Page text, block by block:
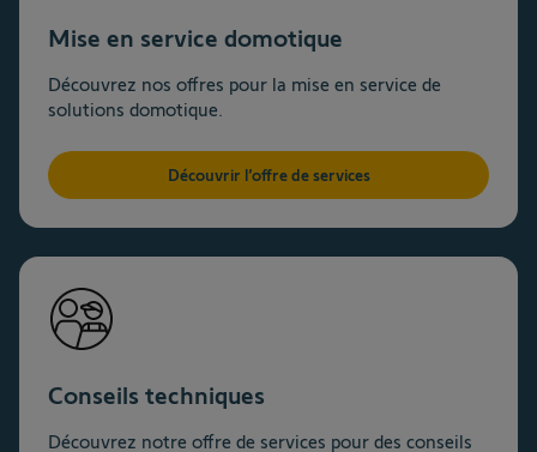
Mise en service domotique
Découvrez nos offres pour la mise en service de
solutions domotique.
Découvrir l’offre de services
Conseils techniques
Découvrez notre offre de services pour des conseils